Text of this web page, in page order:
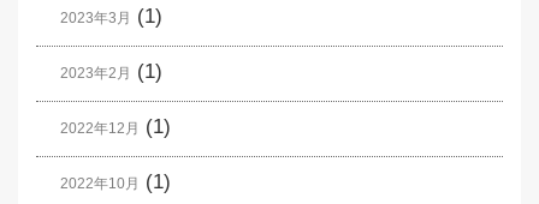
2023年3月 (1)
2023年2月 (1)
2022年12月 (1)
2022年10月 (1)